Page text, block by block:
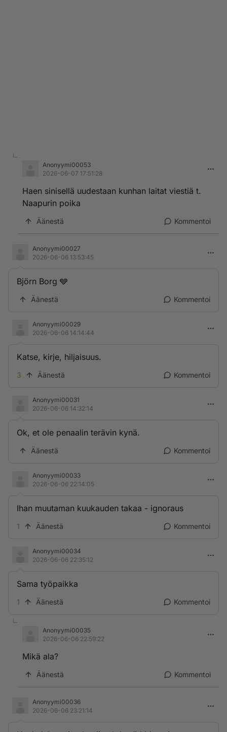
Anonyymi00053
2026-06-07 17:51:28
Haen sinisellä uudestaan kunhan laitat viestiä t.
Naapurin poika
Äänestä Kommentoi
Anonyymi00027
2026-06-06 13:53:45
Björn Borg 🩶
Äänestä Kommentoi
Anonyymi00029
2026-06-06 14:14:44
Katse, kirje, hiljaisuus.
3 Äänestä Kommentoi
Anonyymi00031
2026-06-06 14:32:14
Ok, et ole penaalin terävin kynä.
Äänestä Kommentoi
Anonyymi00033
2026-06-06 22:14:05
Ihan muutaman kuukauden takaa - ignoraus
1 Äänestä Kommentoi
Anonyymi00034
2026-06-06 22:35:12
Sama työpaikka
1 Äänestä Kommentoi
Anonyymi00035
2026-06-06 22:59:22
Mikä ala?
Äänestä Kommentoi
Anonyymi00036
2026-06-06 23:21:14